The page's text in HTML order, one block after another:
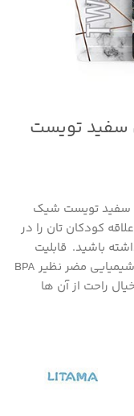
ماربل سفید تویست
خوری ۲۲۰ میل ماربل سفید تویست شیک
کودکان تان را در
باشید. قابلیت
استفاده مجدد دارند و فاقد هر گونه ماده شیمیایی مضر نظیر BPA
راحت از آن ها